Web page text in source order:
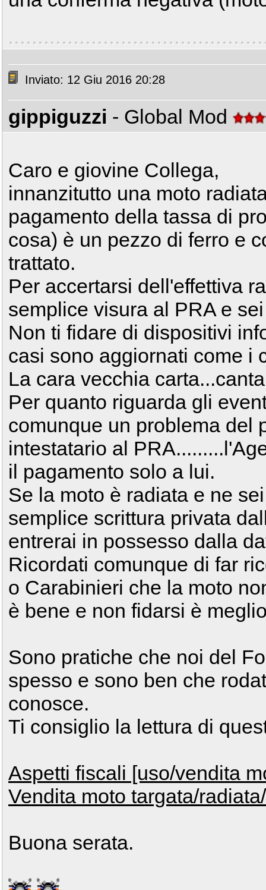
Inviato: 12 Giu 2016 20:28
gippiguzzi - Global Mod
Caro e giovine Collega,
innanzitutto una moto
pagamento della tassa di
cosa) è un pezzo di ferro e
trattato.
Per accertarsi dell'effettiva
semplice visura al PRA e
Non ti fidare di dispositivi
casi sono aggiornati come i
La cara vecchia
Per quanto riguarda gli
comunque un problema del
intestatario al
il pagamento solo a lui.
Se la moto è radiata e ne
semplice scrittura privata
entrerai in possesso dalla
Ricordati comunque di far
o Carabinieri che la moto
è bene e non fidarsi è
Sono pratiche che noi del
spesso e sono ben che
conosce.
Ti consiglio la lettura di
Aspetti fiscali [uso/vendita
Vendita moto targata/
Buona serata.